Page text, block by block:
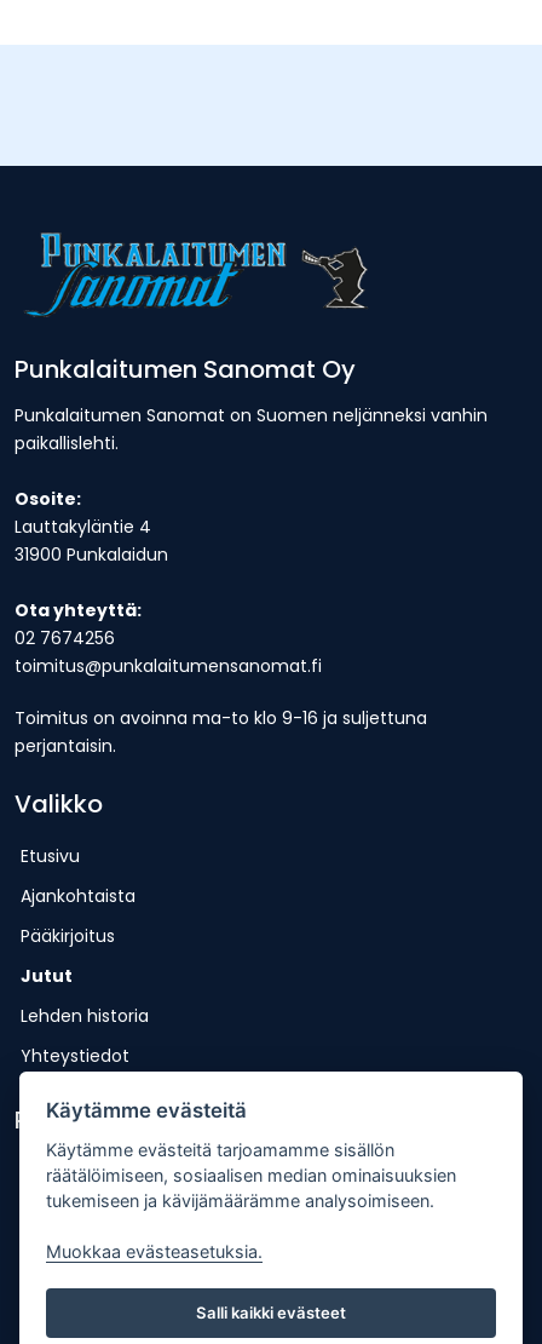
Punkalaitumen Sanomat Oy
Punkalaitumen Sanomat on Suomen neljänneksi vanhin
paikallislehti.
Osoite:
Lauttakyläntie 4
31900 Punkalaidun
Ota yhteyttä:
02 7674256
toimitus@punkalaitumensanomat.fi
Toimitus on avoinna ma-to klo 9-16 ja suljettuna
perjantaisin.
Valikko
Etusivu
Ajankohtaista
Pääkirjoitus
Jutut
Lehden historia
Yhteystiedot
Pikalinkit
Lähetä uutisvinkki
Kopiointiohje
Mediakortti
Tilaa lehti
Osoitteenmuutos
Käytämme evästeitä
Käytämme evästeitä tarjoamamme sisällön
räätälöimiseen, sosiaalisen median ominaisuuksien
tukemiseen ja kävijämäärämme analysoimiseen.
Muokkaa evästeasetuksia.
Salli kaikki evästeet